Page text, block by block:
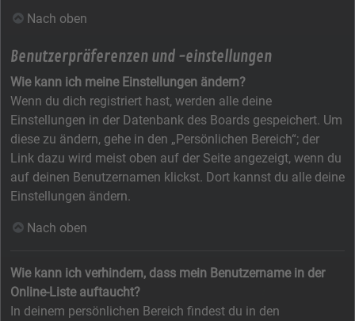
Nach oben
Benutzerpräferenzen und -einstellungen
Wie kann ich meine Einstellungen ändern?
Wenn du dich registriert hast, werden alle deine
Einstellungen in der Datenbank des Boards gespeichert. Um
diese zu ändern, gehe in den „Persönlichen Bereich“; der
Link dazu wird meist oben auf der Seite angezeigt, wenn du
auf deinen Benutzernamen klickst. Dort kannst du alle deine
Einstellungen ändern.
Nach oben
Wie kann ich verhindern, dass mein Benutzername in der
Online-Liste auftaucht?
In deinem persönlichen Bereich findest du in den